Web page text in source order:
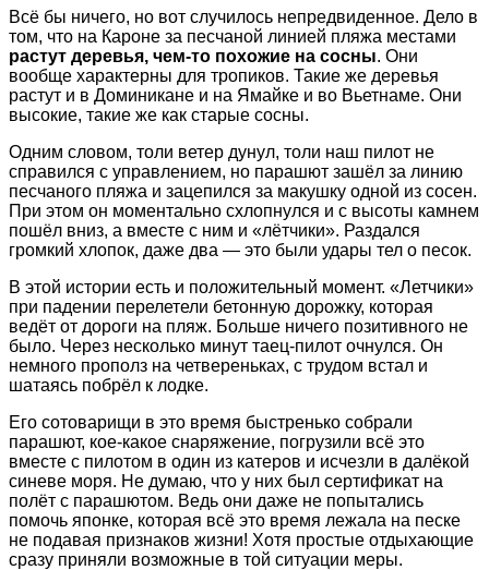
Всё бы ничего, но вот случилось непредвиденное. Дело в
том, что на Кароне за песчаной линией пляжа местами
растут деревья, чем-то похожие на сосны. Они
вообще характерны для тропиков. Такие же деревья
растут и в Доминикане и на Ямайке и во Вьетнаме. Они
высокие, такие же как старые сосны.
Одним словом, толи ветер дунул, толи наш пилот не
справился с управлением, но парашют зашёл за линию
песчаного пляжа и зацепился за макушку одной из сосен.
При этом он моментально схлопнулся и с высоты камнем
пошёл вниз, а вместе с ним и «лётчики». Раздался
громкий хлопок, даже два — это были удары тел о песок.
В этой истории есть и положительный момент. «Летчики»
при падении перелетели бетонную дорожку, которая
ведёт от дороги на пляж. Больше ничего позитивного не
было. Через несколько минут таец-пилот очнулся. Он
немного прополз на четвереньках, с трудом встал и
шатаясь побрёл к лодке.
Его сотоварищи в это время быстренько собрали
парашют, кое-какое снаряжение, погрузили всё это
вместе с пилотом в один из катеров и исчезли в далёкой
синеве моря. Не думаю, что у них был сертификат на
полёт с парашютом. Ведь они даже не попытались
помочь японке, которая всё это время лежала на песке
не подавая признаков жизни! Хотя простые отдыхающие
сразу приняли возможные в той ситуации меры.